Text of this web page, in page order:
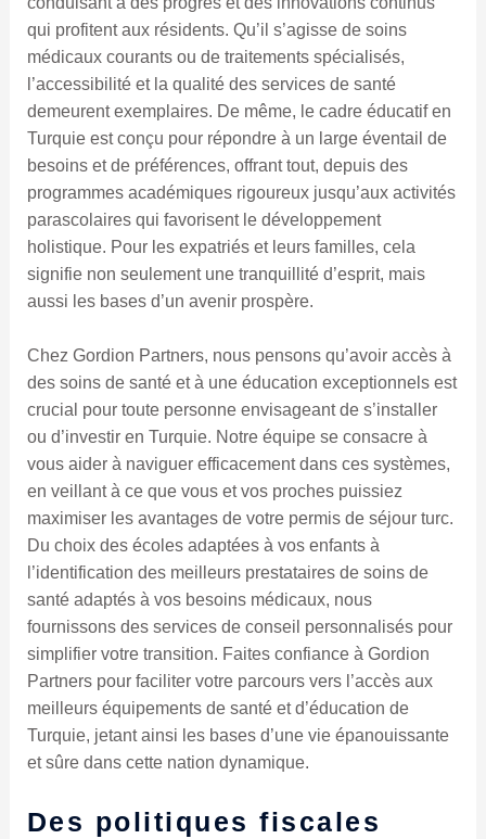
qui profitent aux résidents. Qu’il s’agisse de soins
médicaux courants ou de traitements spécialisés,
l’accessibilité et la qualité des services de santé
demeurent exemplaires. De même, le cadre éducatif en
Turquie est conçu pour répondre à un large éventail de
besoins et de préférences, offrant tout, depuis des
programmes académiques rigoureux jusqu’aux activités
parascolaires qui favorisent le développement
holistique. Pour les expatriés et leurs familles, cela
signifie non seulement une tranquillité d’esprit, mais
aussi les bases d’un avenir prospère.
Chez Gordion Partners, nous pensons qu’avoir accès à
des soins de santé et à une éducation exceptionnels est
crucial pour toute personne envisageant de s’installer
ou d’investir en Turquie. Notre équipe se consacre à
vous aider à naviguer efficacement dans ces systèmes,
en veillant à ce que vous et vos proches puissiez
maximiser les avantages de votre permis de séjour turc.
Du choix des écoles adaptées à vos enfants à
l’identification des meilleurs prestataires de soins de
santé adaptés à vos besoins médicaux, nous
fournissons des services de conseil personnalisés pour
simplifier votre transition. Faites confiance à Gordion
Partners pour faciliter votre parcours vers l’accès aux
meilleurs équipements de santé et d’éducation de
Turquie, jetant ainsi les bases d’une vie épanouissante
et sûre dans cette nation dynamique.
Des politiques fiscales